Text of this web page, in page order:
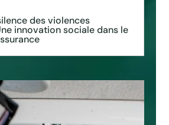
des violences
innovation sociale dans le